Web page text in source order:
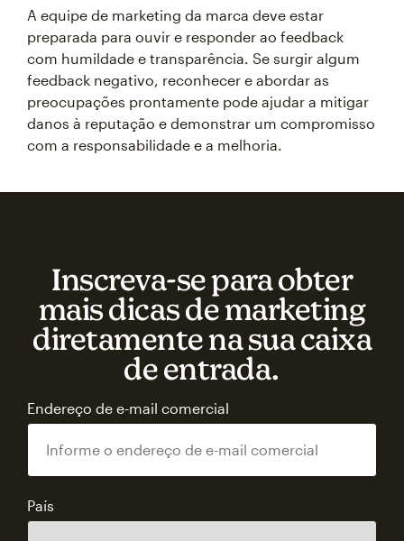
A equipe de marketing da marca deve estar
preparada para ouvir e responder ao feedback
com humildade e transparência. Se surgir algum
feedback negativo, reconhecer e abordar as
preocupações prontamente pode ajudar a mitigar
danos à reputação e demonstrar um compromisso
com a responsabilidade e a melhoria.
Inscreva‑se para obter
mais dicas de marketing
diretamente na sua caixa
de entrada.
Endereço de e-mail comercial
País